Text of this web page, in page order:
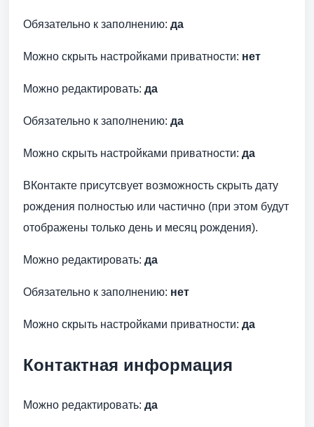
Обязательно к заполнению: да
Можно скрыть настройками приватности: нет
Можно редактировать: да
Обязательно к заполнению: да
Можно скрыть настройками приватности: да
ВКонтакте присутсвует возможность скрыть дату
рождения полностью или частично (при этом будут
отображены только день и месяц рождения).
Можно редактировать: да
Обязательно к заполнению: нет
Можно скрыть настройками приватности: да
Контактная информация
Можно редактировать: да